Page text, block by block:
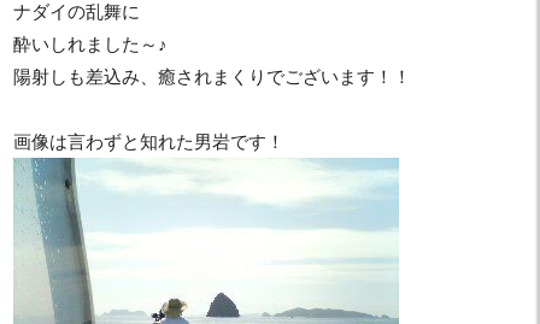
ナダイの乱舞に
酔いしれました～♪
陽射しも差込み、癒されまくりでございます！！
画像は言わずと知れた男岩です！